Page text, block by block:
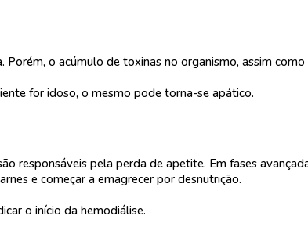
Porém, o acúmulo de toxinas no organismo, assim
for idoso, o mesmo pode torna-se apático.
responsáveis pela perda de apetite. Em fases
e começar a emagrecer por desnutrição.
o início da hemodiálise.